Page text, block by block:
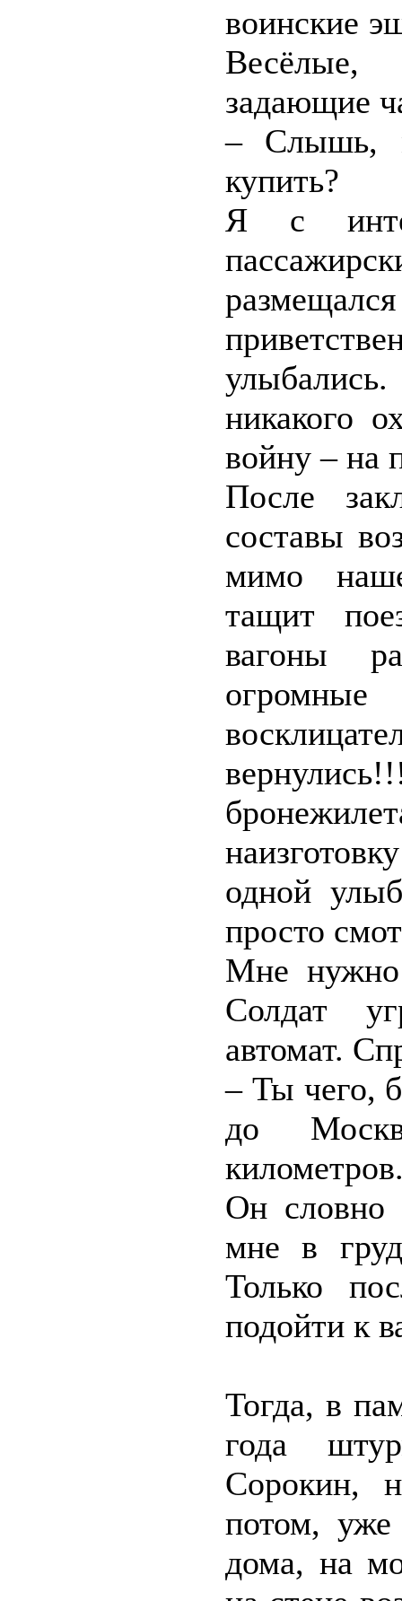
воинские
задающие
– Слышь,
купить?
Я с
никакого
войну – на
После
составы
мимо
тащит
вагоны
одной
просто
Мне нужно
Солдат
автомат.
– Ты чего,
до
Он словно
мне в
Только
подойти к
Тогда, в
года
Сорокин,
потом,
дома, на